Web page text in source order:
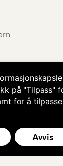
på "Tilpass"
for å
Avvis
© ØkoRåd
av